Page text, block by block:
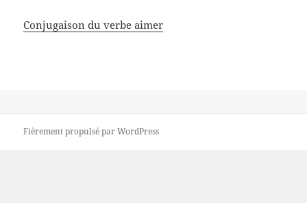
Conjugaison du verbe aimer
Fièrement propulsé par WordPress